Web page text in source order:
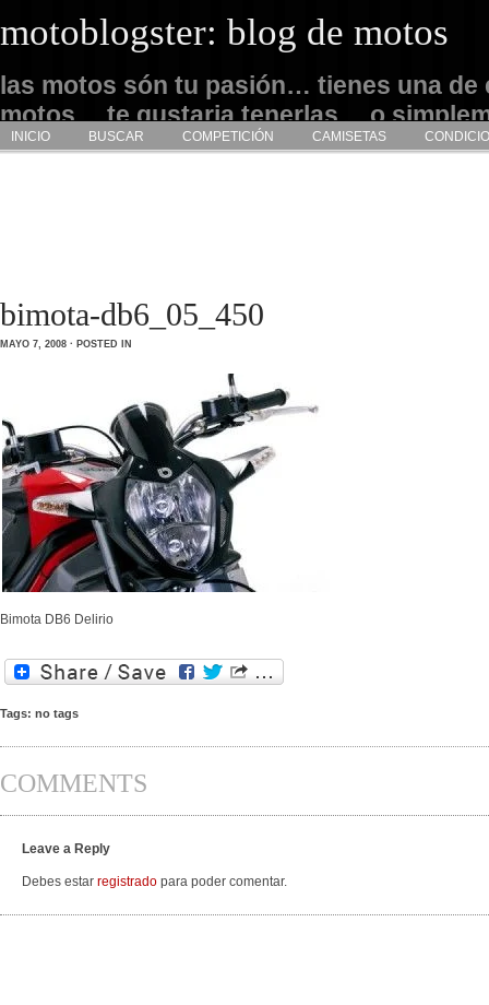
motoblogster: blog de motos
las motos són tu pasión… tienes una de
motos… te gustaria tenerlas… o
admirarlas… este es tu sitio
INICIO BUSCAR COMPETICIÓN CAMISETAS
bimota-db6_05_450
MAYO 7, 2008 · POSTED IN
Bimota DB6 Delirio
Tags: no tags
COMMENTS
Leave a Reply
Debes estar registrado para poder comentar.